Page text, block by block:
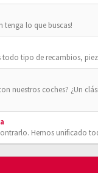
tenga lo que buscas!
todo tipo de recambios,
nuestros coches? ¿Un
Hemos unificado